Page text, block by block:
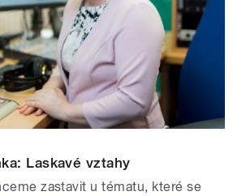
Laskavé vztahy
zastavit u tématu, které se